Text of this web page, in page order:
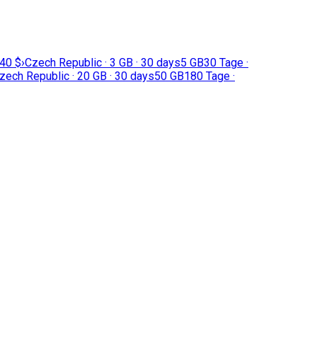
$›Czech Republic · 3 GB · 30 days5 GB30 Tage ·
Republic · 20 GB · 30 days50 GB180 Tage ·